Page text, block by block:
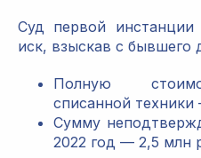
Суд первой инстанции
иск, взыскав с бывшего
Полную
списанной техники
Сумму
2022 год — 2,5 млн